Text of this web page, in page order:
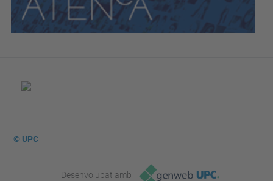
© UPC
Desenvolupat amb